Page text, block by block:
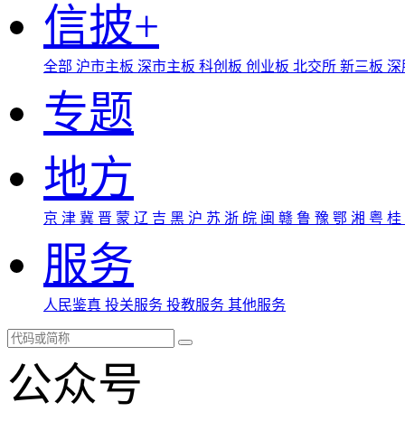
信披+
全部 沪市主板 深市主板 科创板 创业板 北交所 新三板
专题
地方
京 津 冀 晋 蒙 辽 吉 黑 沪 苏 浙 皖 闽 赣 鲁 豫 鄂 湘 粤 桂
服务
人民鉴真 投关服务 投教服务 其他服务
公众号